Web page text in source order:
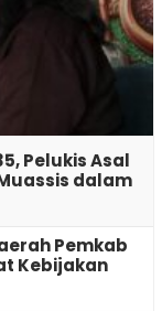
Pelukis Asal
dalam
Pemkab
Kebijakan